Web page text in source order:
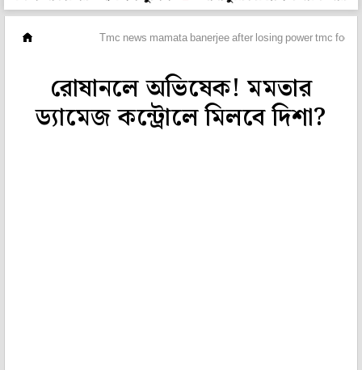
Tmc news mamata banerjee after losing power tmc
রোষানলে অভিষেক! মমতার
ড্যামেজ কন্ট্রোলে মিলবে দিশা?